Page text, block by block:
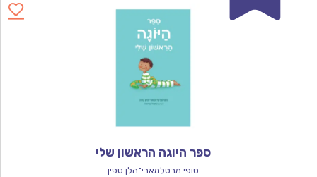
ספר היוגה הראשון שלי
סופי מרטלמארי־הלן טפין